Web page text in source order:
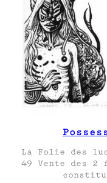
La Folie des
49 Vente des 2